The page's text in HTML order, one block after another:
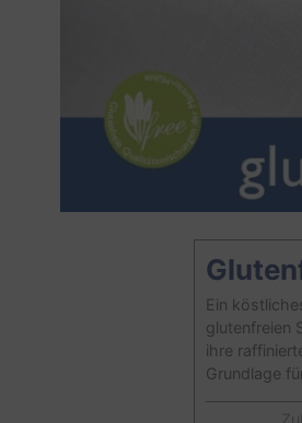
Ein
glutenfreien
ihre
Grundlage